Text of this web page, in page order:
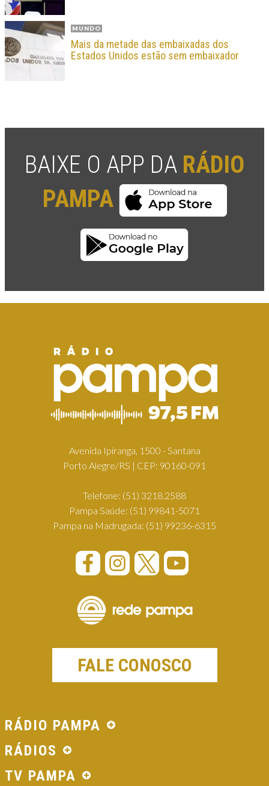
MUNDO
Mais da metade das embaixadas dos
Estados Unidos estão sem embaixador
BAIXE O APP DA RÁDIO
PAMPA
Avenida Ipiranga, 1500 - Santana
Porto Alegre/RS | CEP: 90160-091
Telefone: (51) 3218.2588
Pampa Saúde: (51) 99841-5071
Pampa na Madrugada: (51) 99236-6315
FALE CONOSCO
RÁDIO PAMPA
RÁDIOS
TV PAMPA